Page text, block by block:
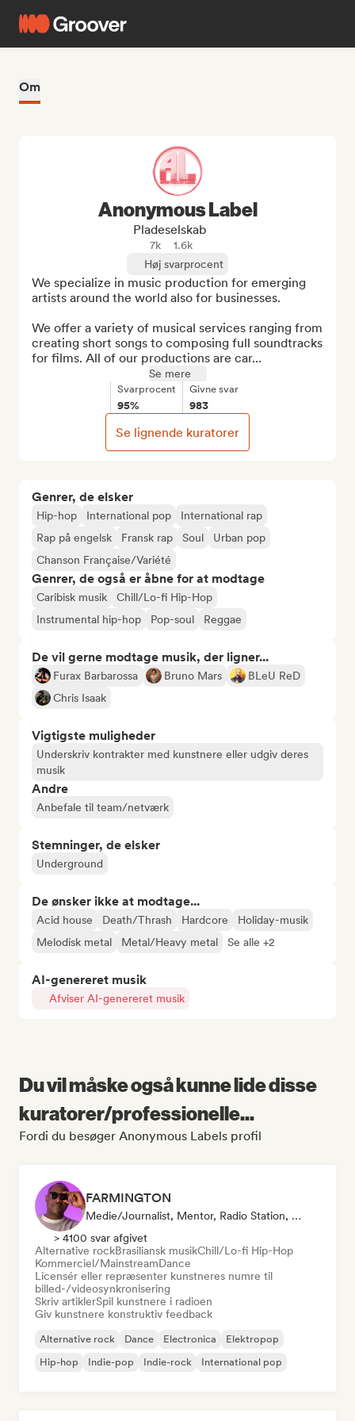
Om
Genrer, de elsker
Hip-hop International pop
International rap
Rap på engelsk
Fransk rap Soul
Urban pop
Chanson Française/Variété
Genrer, de også er åbne for at modtage
Caribisk musik
Chill/Lo-fi Hip-Hop
Instrumental hip-hop
Pop-soul Reggae
De vil gerne modtage musik, der ligner...
Furax Barbarossa Bruno Mars
BLeU ReD
Chris Isaak
Vigtigste muligheder
Underskriv kontrakter med kunstnere eller udgiv deres
musik
Andre
Anbefale til team/netværk
Stemninger, de elsker
Underground
De ønsker ikke at modtage...
Acid house Death/Thrash Hardcore
Holiday-musik
Melodisk metal
Metal/Heavy metal Se alle +2
AI-genereret musik
Afviser AI-genereret musik
Anonymous Label
Pladeselskab
7k
1.6k
Høj svarprocent
We specialize in music production for emerging
artists around the world also for businesses.
We offer a variety of musical services ranging from
creating short songs to composing full soundtracks
for films. All of our productions are car...
Se mere
Svarprocent
95%
Givne svar
983
Se lignende kuratorer
Du vil måske også kunne lide disse
kuratorer/professionelle...
Fordi du besøger Anonymous Labels profil
FARMINGTON
Medie/journalist, Mentor, Radio Station, Synkroniseringsansvarlig
> 4100 svar afgivet
Alternative rockBrasiliansk musikChill/Lo-fi Hip-Hop
Kommerciel/MainstreamDance
Licensér eller repræsenter kunstneres numre til
billed-/videosynkronisering
Skriv artiklerSpil kunstnere i radioen
Giv kunstnere konstruktiv feedback
Alternative rock Dance Electronica
Elektropop
Hip-hop
Indie-pop Indie-rock International pop